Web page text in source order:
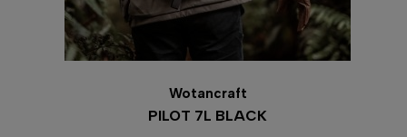
Wotancraft
PILOT 7L BLACK